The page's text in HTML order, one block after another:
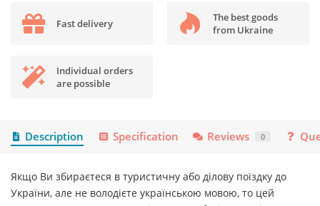
Fast delivery
The best goods
from Ukraine
Individual orders
are possible
Description Specification Reviews 0
Якщо Ви збираєтеся в туристичну або ділову поїздку до
України, але не володієте українською мовою, то цей